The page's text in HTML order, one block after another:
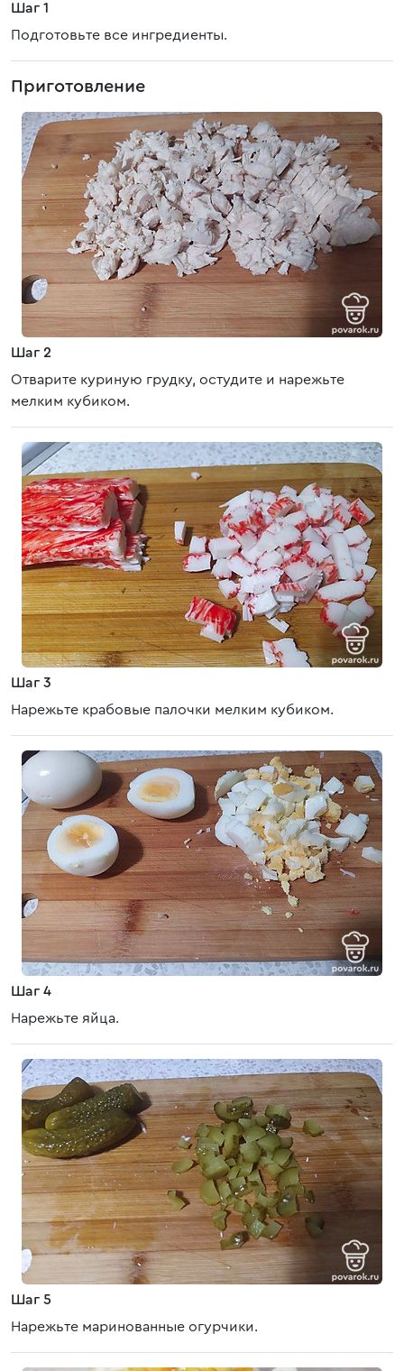
Шаг 1
Подготовьте все ингредиенты.
Приготовление
Шаг 2
Отварите куриную грудку, остудите и нарежьте
мелким кубиком.
Шаг 3
Нарежьте крабовые палочки мелким кубиком.
Шаг 4
Нарежьте яйца.
Шаг 5
Нарежьте маринованные огурчики.